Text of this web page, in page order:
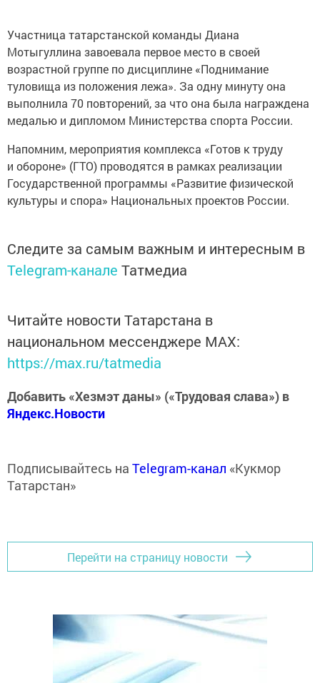
Участница татарстанской команды Диана
Мотыгуллина завоевала первое место в своей
возрастной группе по дисциплине «Поднимание
туловища из положения лежа». За одну минуту она
выполнила 70 повторений, за что она была награждена
медалью и дипломом Министерства спорта России.
Напомним, мероприятия комплекса «Готов к труду
и обороне» (ГТО) проводятся в рамках реализации
Государственной программы «Развитие физической
культуры и спора» Национальных проектов России.
Следите за самым важным и интересным в
Telegram-канале Татмедиа
Читайте новости Татарстана в
национальном мессенджере MАХ:
https://max.ru/tatmedia
Добавить «Хезмэт даны» («Трудовая слава») в
Яндекс.Новости
Подписывайтесь на Telegram-канал «Кукмор
Татарстан»
Перейти на страницу новости